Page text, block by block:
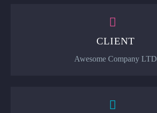


CLIENT
Awesome Company LTD

